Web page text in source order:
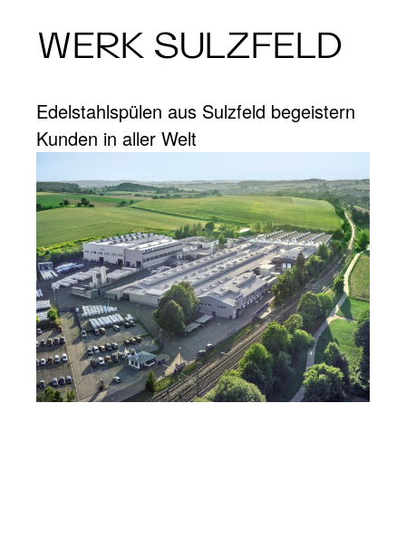
WERK SULZFELD
Edelstahlspülen aus Sulzfeld begeistern
Kunden in aller Welt